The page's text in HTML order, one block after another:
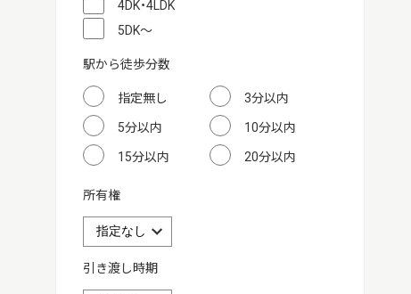
4DK・4LDK
5DK～
駅から徒歩分数
指定無し 3分以内
5分以内 10分以内
15分以内 20分以内
所有権
引き渡し時期